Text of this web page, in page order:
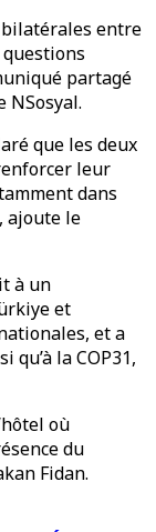
entre
partagé
que les deux
leur
dans
ajoute le
à un
et
et a
qu’à la COP31,
où
du
Fidan.